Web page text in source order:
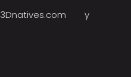
3Dnatives.com y